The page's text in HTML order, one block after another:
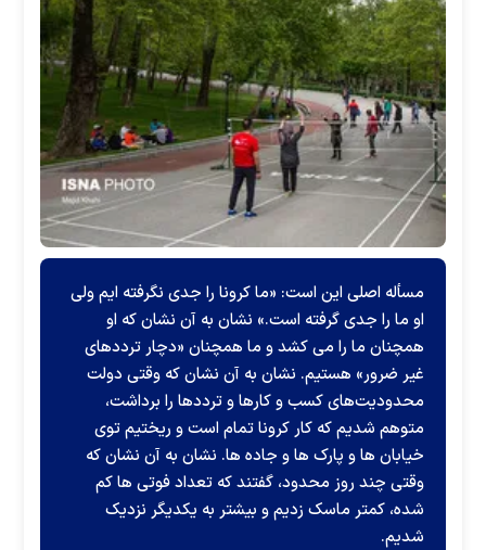
مسأله اصلی این است: «ما کرونا را جدی نگرفته ایم ولی
او ما را جدی گرفته است.» نشان به آن نشان که او
همچنان ما را می کشد و ما همچنان «دچار ترددهای
غیر ضرور» هستیم. نشان به آن نشان که وقتی دولت
محدودیت‌های کسب و کارها و ترددها را برداشت،
متوهم شدیم که کار کرونا تمام است و ریختیم توی
خیابان ها و پارک ها و جاده ها. نشان به آن نشان که
وقتی چند روز محدود، گفتند که تعداد فوتی ها کم
شده، کمتر ماسک زدیم و بیشتر به یکدیگر نزدیک
شدیم.